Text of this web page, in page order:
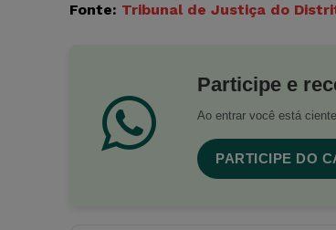
Fonte: Tribunal de Justiça do
Participe e
Ao entrar você está
PARTICIPE DO